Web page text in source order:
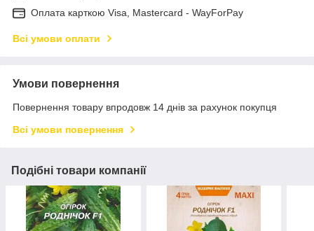
Оплата карткою Visa, Mastercard - WayForPay
Всі умови оплати
Умови повернення
Повернення товару впродовж 14 днів за рахунок покупця
Всі умови повернення
Подібні товари компанії